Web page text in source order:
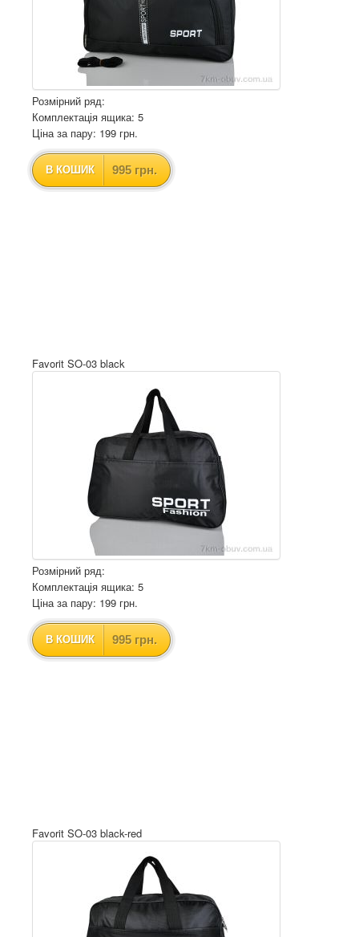
Розмірний ряд:
Комплектація ящика: 5
Ціна за пару: 199 грн.
В КОШИК 995 грн.
Favorit SO-03 black
Розмірний ряд:
Комплектація ящика: 5
Ціна за пару: 199 грн.
В КОШИК 995 грн.
Favorit SO-03 black-red